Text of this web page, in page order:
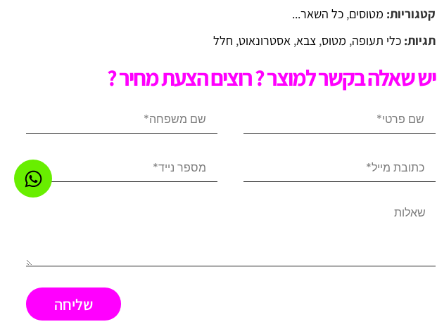
קטגוריות: מטוסים, כל השאר...
תגיות: כלי תעופה, מטוס, צבא, אסטרונאוט, חלל
יש שאלה בקשר למוצר ? רוצים הצעת מחיר ?
שליחה